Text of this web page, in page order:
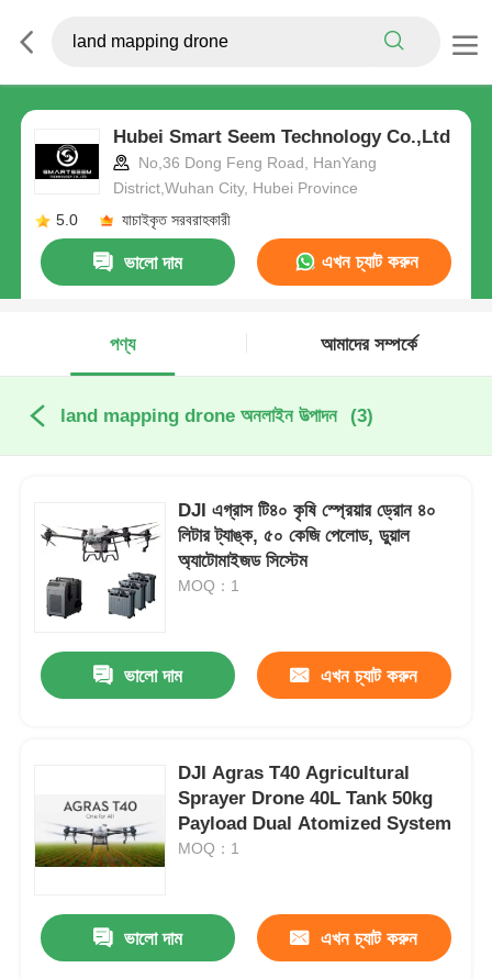
Hubei Smart Seem Technology Co.,Ltd
No,36 Dong Feng Road, HanYang
District,Wuhan City, Hubei Province
5.0
যাচাইকৃত সরবরাহকারী
ভালো দাম এখন চ্যাট করুন
পণ্য আমাদের সম্পর্কে
land mapping drone অনলাইন উত্পাদন (3)
DJI এগ্রাস টি৪০ কৃষি স্প্রেয়ার ড্রোন ৪০
লিটার ট্যাঙ্ক, ৫০ কেজি পেলোড, ডুয়াল
অ্যাটোমাইজড সিস্টেম
MOQ：1
ভালো দাম এখন চ্যাট করুন
DJI Agras T40 Agricultural
Sprayer Drone 40L Tank 50kg
Payload Dual Atomized System
MOQ：1
ভালো দাম এখন চ্যাট করুন